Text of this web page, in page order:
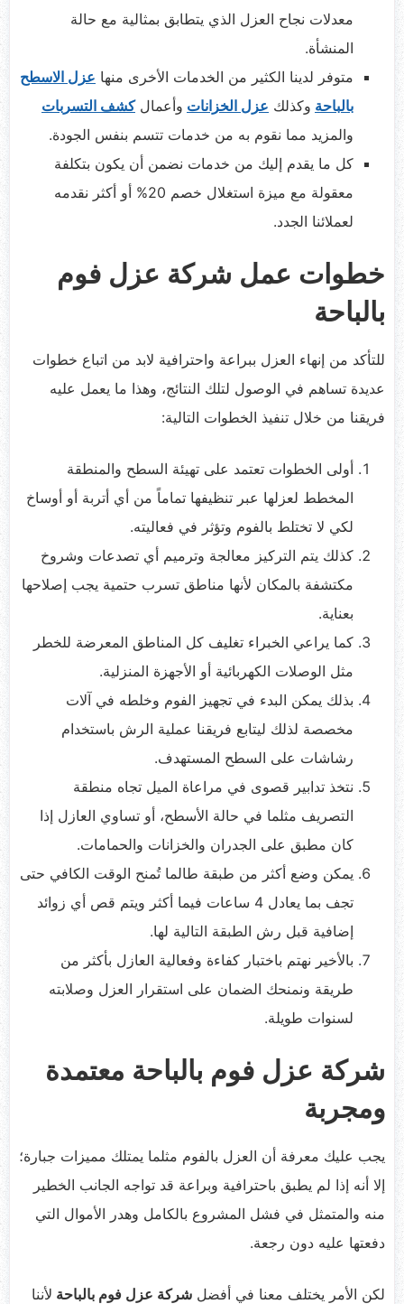
معدلات نجاح العزل الذي يتطابق بمثالية مع حالة
المنشأة.
متوفر لدينا الكثير من الخدمات الأخرى منها عزل الاسطح
بالباحة وكذلك عزل الخزانات وأعمالكشف التسربات
والمزيد مما نقوم به من خدمات تتسم بنفس الجودة.
كل ما يقدم إليك من خدمات نضمن أن يكون بتكلفة
معقولة مع ميزة استغلال خصم 20% أو أكثر نقدمه
لعملائنا الجدد.
خطوات عمل شركة عزل فوم
بالباحة
للتأكد من إنهاء العزل ببراعة واحترافية لابد من اتباع خطوات
عديدة تساهم في الوصول لتلك النتائج، وهذا ما يعمل عليه
فريقنا من خلال تنفيذ الخطوات التالية:
أولى الخطوات تعتمد على تهيئة السطح والمنطقة
المخطط لعزلها عبر تنظيفها تماماً من أي أتربة أو أوساخ
لكي لا تختلط بالفوم وتؤثر في فعاليته.
كذلك يتم التركيز معالجة وترميم أي تصدعات وشروخ
مكتشفة بالمكان لأنها مناطق تسرب حتمية يجب إصلاحها
بعناية.
كما يراعي الخبراء تغليف كل المناطق المعرضة للخطر
مثل الوصلات الكهربائية أو الأجهزة المنزلية.
بذلك يمكن البدء في تجهيز الفوم وخلطه في آلات
مخصصة لذلك ليتابع فريقنا عملية الرش باستخدام
رشاشات على السطح المستهدف.
نتخذ تدابير قصوى في مراعاة الميل تجاه منطقة
التصريف مثلما في حالة الأسطح، أو تساوي العازل إذا
كان مطبق على الجدران والخزانات والحمامات.
يمكن وضع أكثر من طبقة طالما تُمنح الوقت الكافي حتى
تجف بما يعادل 4 ساعات فيما أكثر ويتم قص أي زوائد
إضافية قبل رش الطبقة التالية لها.
بالأخير نهتم باختبار كفاءة وفعالية العازل بأكثر من
طريقة ونمنحك الضمان على استقرار العزل وصلابته
لسنوات طويلة.
شركة عزل فوم بالباحة معتمدة
ومجربة
يجب عليك معرفة أن العزل بالفوم مثلما يمتلك مميزات جبارة؛
إلا أنه إذا لم يطبق باحترافية وبراعة قد تواجه الجانب الخطير
منه والمتمثل في فشل المشروع بالكامل وهدر الأموال التي
دفعتها عليه دون رجعة.
لكن الأمر يختلف معنا في أفضل شركة عزل فوم بالباحة لأننا